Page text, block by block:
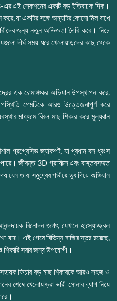
এর এই সেকশনের একটি বড় ইতিবাচক দিক।
যা একটির সঙ্গে অন্যটির কোনো মিল রাখে
জন্য নতুন অভিজ্ঞতা তৈরি করে। নিচে
দীর্ঘ সময় ধরে খেলোয়াড়দের কাছ থেকে
এক রোমাঞ্চকর অভিযান উপস্থাপন করে,
গেমটিকে আরও উত্তেজনাপূর্ণ করে
মাধ্যমে বিরল মাছ শিকার করে মূল্যবান
প্রগ্রেসিভ জ্যাকপট, যা প্রধান বস ধ্বংস
জীবন্ত 3D গ্রাফিক্স এবং বাস্তবসম্মত
যেন তারা সমুদ্রের গভীরে ডুব দিয়ে অভিযান
বিনোদন জগৎ, যেখানে হাস্যোজ্জ্বল
যায়। এই গেমে বিভিন্ন বাজির স্তর রয়েছে,
সবার জন্য উপযোগী।
সহায়ক ফিচার বড় মাছ শিকারকে আরও সহজ ও
শেষে খেলোয়াড়রা ভারী সোনার ব্যাগ নিয়ে